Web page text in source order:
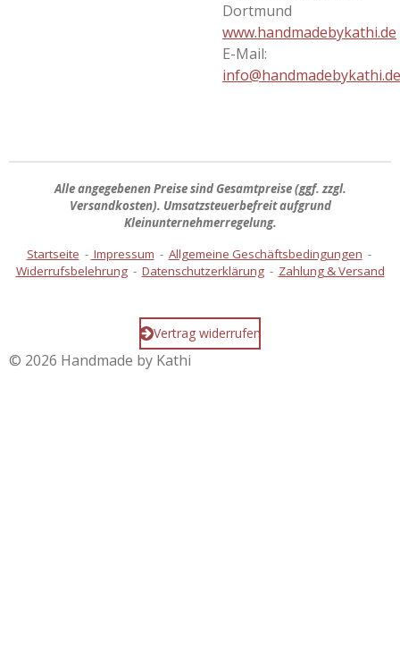
Dortmund
www.handmadebykathi.de
E-Mail:
info@handmadebykathi.de
Alle angegebenen Preise sindGesamtpreise(ggf. zzgl.
Versandkosten). Umsatzsteuerbefreit aufgrund
Kleinunternehmerregelung.
Startseite - Impressum - Allgemeine Geschäftsbedingungen -
Widerrufsbelehrung- Datenschutzerklärung- Zahlung & Versand
Vertrag widerrufen
© 2026 Handmade by Kathi